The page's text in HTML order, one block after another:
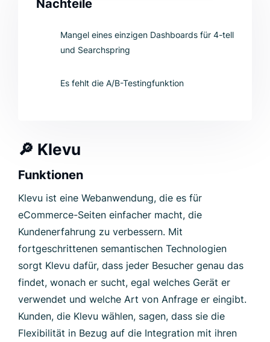
Nachteile
Mangel eines einzigen Dashboards für 4-tell
und Searchspring
Es fehlt die A/B-Testingfunktion
🔎 Klevu
Funktionen
Klevu ist eine Webanwendung, die es für
eCommerce-Seiten einfacher macht, die
Kundenerfahrung zu verbessern. Mit
fortgeschrittenen semantischen Technologien
sorgt Klevu dafür, dass jeder Besucher genau das
findet, wonach er sucht, egal welches Gerät er
verwendet und welche Art von Anfrage er eingibt.
Kunden, die Klevu wählen, sagen, dass sie die
Flexibilität in Bezug auf die Integration mit ihren